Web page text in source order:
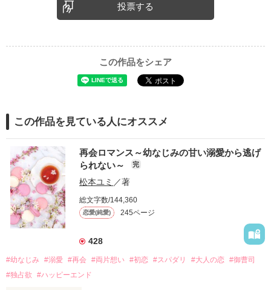
投票する
この作品をシェア
この作品を見ている人にオススメ
再会ロマンス～幼なじみの甘い溺愛から逃げ
られない～
完
松本ユミ ／著
総文字数/144,360
恋愛(純愛) 245ページ
428
#幼なじみ #溺愛 #再会 #両片想い #初恋 #スパダリ #大人の恋 #御曹司
#独占欲
#ハッピーエンド